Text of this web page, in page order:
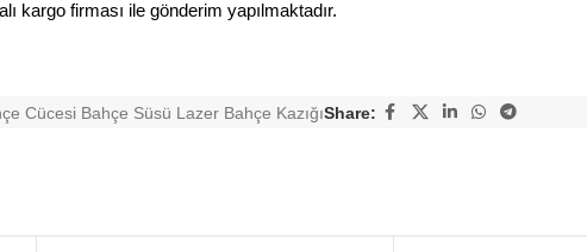
kargo firması ile gönderim yapılmaktadır.
Cücesi Bahçe Süsü Lazer Bahçe KazığıShare: